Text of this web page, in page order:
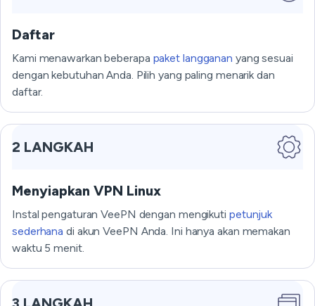
Daftar
Kami menawarkan beberapa paket langganan yang sesuai
dengan kebutuhan Anda. Pilih yang paling menarik dan
daftar.
2 LANGKAH
Menyiapkan VPN Linux
Instal pengaturan VeePN dengan mengikuti petunjuk
sederhana di akun VeePN Anda. Ini hanya akan memakan
waktu 5 menit.